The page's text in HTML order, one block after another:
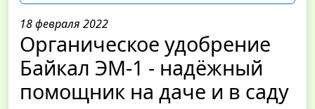
18 февраля 2022
Органическое удобрение
Байкал ЭМ-1 - надёжный
помощник на даче и в саду